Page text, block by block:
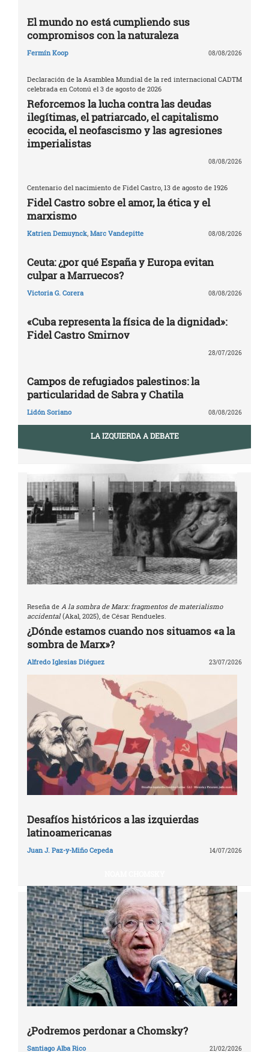
El mundo no está cumpliendo sus
compromisos con la naturaleza
Fermín Koop 08/08/2026
Declaración de la Asamblea Mundial de la red internacional CADTM
celebrada en Cotonú el 3 de agosto de 2026
Reforcemos la lucha contra las deudas
ilegítimas, el patriarcado, el capitalismo
ecocida, el neofascismo y las agresiones
imperialistas
08/08/2026
Centenario del nacimiento de Fidel Castro, 13 de agosto de 1926
Fidel Castro sobre el amor, la ética y el
marxismo
Katrien Demuynck, Marc Vandepitte 08/08/2026
Ceuta: ¿por qué España y Europa evitan
culpar a Marruecos?
Victoria G. Corera 08/08/2026
«Cuba representa la física de la dignidad»:
Fidel Castro Smirnov
28/07/2026
Campos de refugiados palestinos: la
particularidad de Sabra y Chatila
Lidón Soriano 08/08/2026
LA IZQUIERDA A DEBATE
Reseña de A la sombra de Marx: fragmentos de materialismo
accidental(Akal, 2025), de César Rendueles.
¿Dónde estamos cuando nos situamos «a la
sombra de Marx»?
Alfredo Iglesias Diéguez 23/07/2026
Desafíos históricos a las izquierdas
latinoamericanas
Juan J. Paz-y-Miño Cepeda 14/07/2026
¿Podremos perdonar a Chomsky?
Santiago Alba Rico 21/02/2026